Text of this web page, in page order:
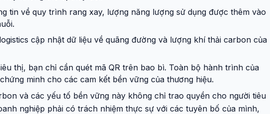
tin về quy trình rang xay, lượng năng lượng sử dụng được thêm vào
cập nhật dữ liệu về quãng đường và lượng khí thải carbon của
thị, bạn chỉ cần quét mã QR trên bao bì. Toàn bộ hành trình của
minh cho các cam kết bền vững của thương hiệu.
và các yếu tố bền vững này không chỉ trao quyền cho người tiêu
nghiệp phải có trách nhiệm thực sự với các tuyên bố của mình,